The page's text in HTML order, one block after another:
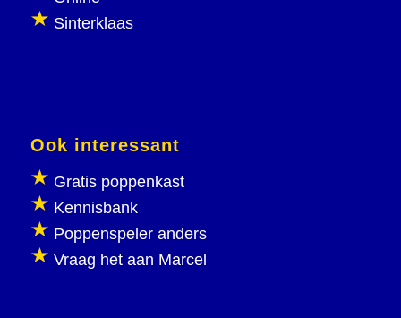
Sinterklaas
Ook interessant
Gratis poppenkast
Kennisbank
Poppenspeler anders
Vraag het aan Marcel